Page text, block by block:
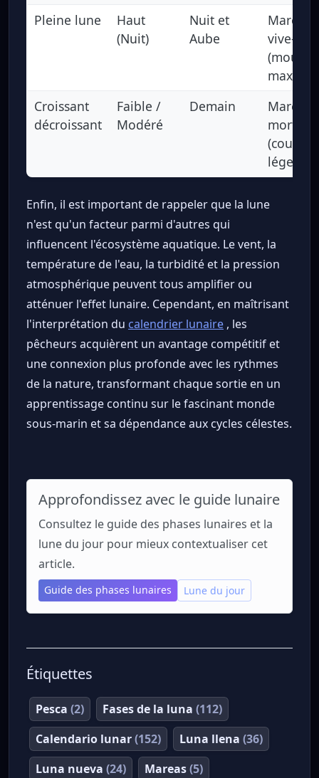
Pleine lune
Haut
(Nuit)
Nuit et
Aube
Marée
vive-eau
Croissant
décroissant
Faible /
Modéré
Demain
Marée
morte-
(courant
léger)
Enfin, il est important de rappeler que la lune
n'est qu'un facteur parmi d'autres qui
influencent l'écosystème aquatique. Le vent, la
température de l'eau, la turbidité et la pression
atmosphérique peuvent tous amplifier ou
atténuer l'effet lunaire. Cependant, en maîtrisant
l'interprétation du calendrier lunaire , les
pêcheurs acquièrent un avantage compétitif et
une connexion plus profonde avec les rythmes
de la nature, transformant chaque sortie en un
apprentissage continu sur le fascinant monde
sous-marin et sa dépendance aux cycles célestes.
Approfondissez avec le guide lunaire
Consultez le guide des phases lunaires et la
lune du jour pour mieux contextualiser cet
article.
Guide des phases lunaires Lune du jour
Étiquettes
Pesca (2) Fases de la luna (112)
Calendario lunar(152) Luna llena (36)
Luna nueva (24) Mareas(5)